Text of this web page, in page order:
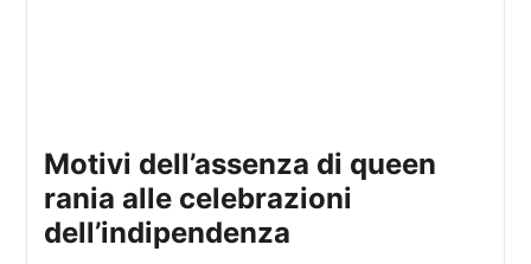
motivi dell’assenza di queen
rania alle celebrazioni
dell’indipendenza